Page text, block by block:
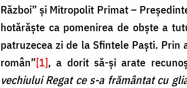
Război” și Mitropolit Primat –
hotărăște ca pomenirea de obște a
patruzecea zi de la Sfintele Paști. Prin
român”[1], a dorit să-și arate
vechiului Regat ce s-a frământat cu